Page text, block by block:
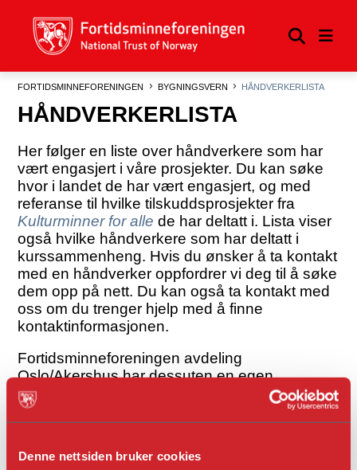
Denne nettsiden bruker cookies
FORTIDSMINNEFORENINGEN BYGNINGSVERN HÅNDVERKERLISTA
HÅNDVERKERLISTA
Her følger en liste over håndverkere som har
vært engasjert i våre prosjekter. Du kan søke
hvor i landet de har vært engasjert, og med
referanse til hvilke tilskuddsprosjekter fra
Kulturminner for alle de har deltatt i. Lista viser
også hvilke håndverkere som har deltatt i
kurssammenheng. Hvis du ønsker å ta kontakt
med en håndverker oppfordrer vi deg til å søke
dem opp på nett. Du kan også ta kontakt med
oss om du trenger hjelp med å finne
kontaktinformasjonen.
Fortidsminneforeningen avdeling
Oslo/Akershus har dessuten en egen
håndverkerliste. Ta kontakt med
bygningsvernskonsulenten for tilgang til
denne:bvs@fortidsminneforeningen.no